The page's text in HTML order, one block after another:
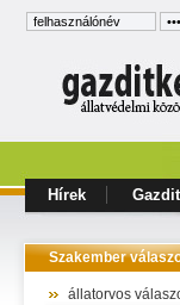
Hírek
Szakember
állatorvos